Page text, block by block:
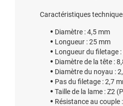
Caractéristiques
Diamètre : 4,5 mm
Longueur : 25 mm
Longueur du filetage
Diamètre de la tête :
Diamètre du noyau :
Pas du filetage : 2,7
Taille de la lame : Z2
Résistance au couple